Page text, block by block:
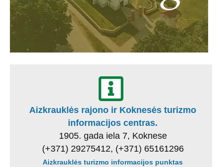
Aizkrauklės rajono ir Koknesės turizmo
informacijos centras.
1905. gada iela 7, Koknese
(+371) 29275412, (+371) 65161296
Aizkrauklės turizmo informacijos punktas